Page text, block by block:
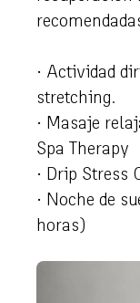
· Actividad
stretching.
· Masaje
Spa Therapy
· Drip Stress
· Noche de
horas)